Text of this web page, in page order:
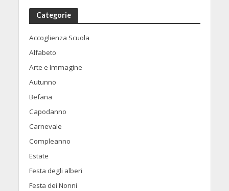
Categorie
Accoglienza Scuola
Alfabeto
Arte e Immagine
Autunno
Befana
Capodanno
Carnevale
Compleanno
Estate
Festa degli alberi
Festa dei Nonni